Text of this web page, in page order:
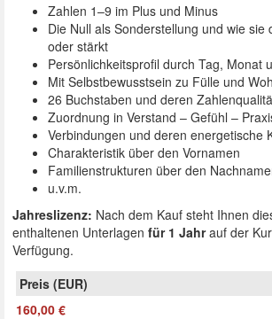
Zahlen 1–9 im Plus und Minus
Die Null als Sonderstellung und wie sie
oder stärkt
Persönlichkeitsprofil durch Tag, Monat
Mit Selbstbewusstsein zu Fülle und
26 Buchstaben und deren
Zuordnung in Verstand – Gefühl –
Verbindungen und deren energetische
Charakteristik über den Vornamen
Familienstrukturen über den
u.v.m.
Jahreslizenz: Nach dem Kauf steht Ihnen
enthaltenen Unterlagen für 1 Jahrauf der
Verfügung.
160,00 €